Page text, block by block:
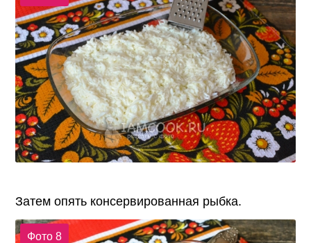
Затем опять консервированная рыбка.
Фото 8